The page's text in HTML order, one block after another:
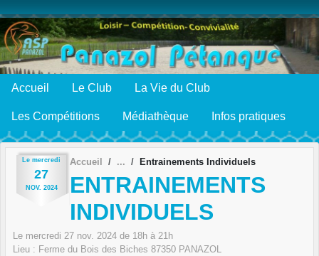
Accueil Le Club La Vie du Club
Les Compétitions Médiathèque Infos pratiques
Le mercredi
27
NOV. 2024
Accueil Entrainements Individuels
ENTRAINEMENTS
INDIVIDUELS
Le mercredi 27 nov. 2024 de 18h à 21h
Lieu : Ferme du Bois des Biches 87350 PANAZOL